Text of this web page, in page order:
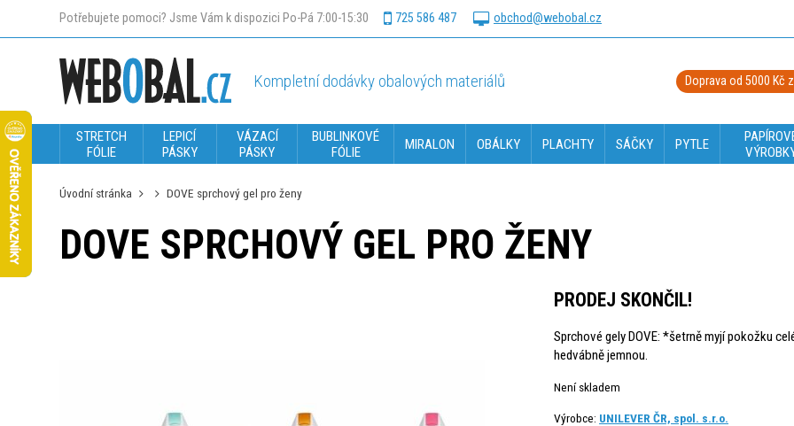
Potřebujete pomoci? Jsme Vám k dispozici Po-Pá 7:00-15:30 725 586 487 obchod@webobal.cz
Kompletní dodávky obalových materiálů Doprava od 5000 Kč
STRETCH
FÓLIE
LEPICÍ
PÁSKY
VÁZACÍ
PÁSKY
BUBLINKOVÉ
FÓLIE
MIRALON OBÁLKY PLACHTY SÁČKY PYTLE
Úvodní stránka DOVE sprchový gel pro ženy
DOVE SPRCHOVÝ GEL PRO ŽENY
PRODEJ SKONČIL!
Sprchové gely DOVE: *šetrně myjí pokožku
hedvábně jemnou.
Není skladem
Výrobce: UNILEVER ČR, spol. s.r.o.